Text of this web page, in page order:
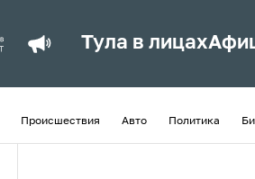
Тула в лицах
Происшествия Авто Политика